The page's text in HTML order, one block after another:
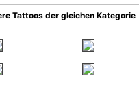
Tattoos der gleichen Kategorie